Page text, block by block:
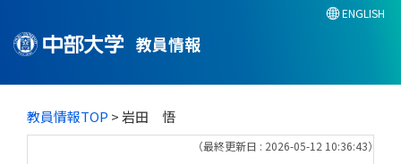
教員情報
ENGLISH
教員情報TOP > 岩田 悟
（最終更新日 : 2026-05-12 10:36:43）